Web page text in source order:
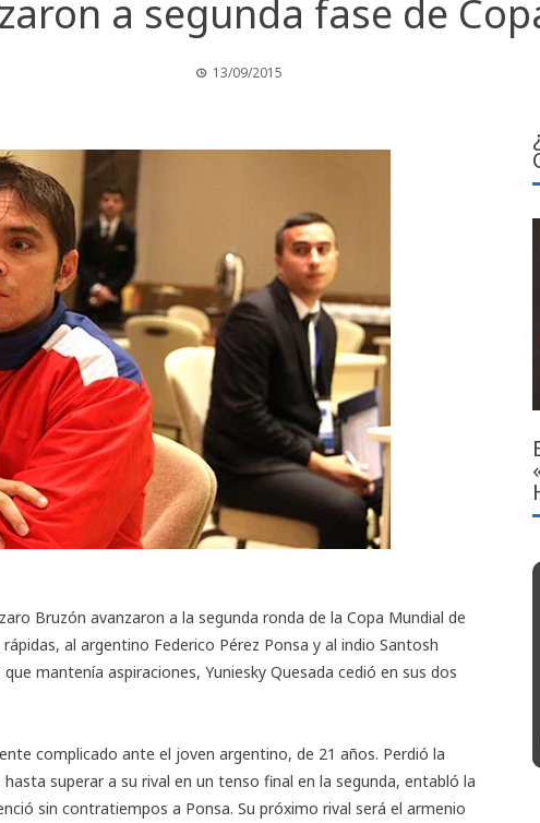
a segunda fase de
13/09/2015
Bruzón avanzaron a la segunda ronda de la Copa Mundial de
al argentino Federico Pérez Ponsa y al indio Santosh
mantenía aspiraciones, Yuniesky Quesada cedió en sus dos
complicado ante el joven argentino, de 21 años. Perdió la
superar a su rival en un tenso final en la segunda, entabló la
sin contratiempos a Ponsa. Su próximo rival será el armenio